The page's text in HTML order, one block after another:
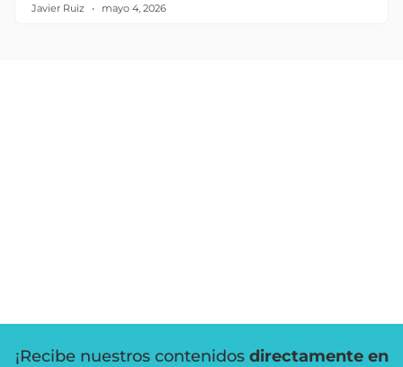
Javier Ruiz mayo 4, 2026
¡Recibe nuestros contenidos directamente en